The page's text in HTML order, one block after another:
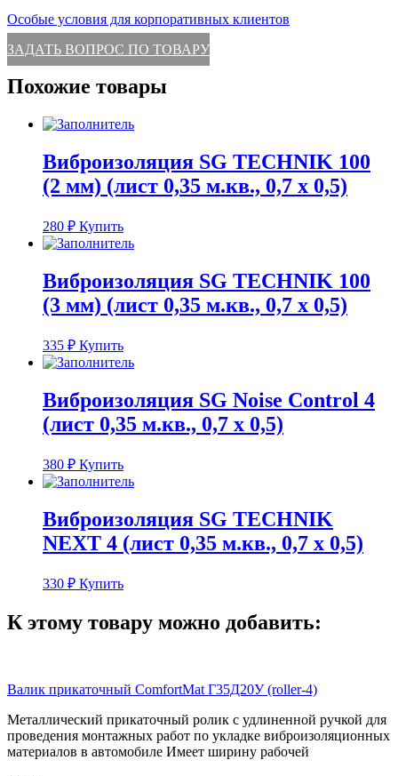
Особые условия для корпоративных клиентов
ЗАДАТЬ ВОПРОС ПО ТОВАРУ
Похожие товары
Виброизоляция SG TECHNIK 100
(2 мм) (лист 0,35 м.кв., 0,7 х 0,5)
280 ₽ Купить
Виброизоляция SG TECHNIK 100
(3 мм) (лист 0,35 м.кв., 0,7 х 0,5)
335 ₽ Купить
Виброизоляция SG Noise Сontrol 4
(лист 0,35 м.кв., 0,7 х 0,5)
380 ₽ Купить
Виброизоляция SG TECHNIK
NEXT 4 (лист 0,35 м.кв., 0,7 х 0,5)
330 ₽ Купить
К этому товару можно добавить:
Валик прикаточный ComfortMat Г35Д20У (roller-4)
Металлический прикаточный ролик с удлиненной ручкой для
проведения монтажных работ по укладке виброизоляционных
материалов в автомобиле Имеет ширину рабочей